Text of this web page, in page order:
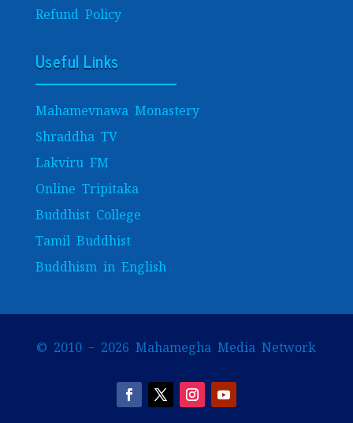
Refund Policy
Useful Links
Mahamevnawa Monastery
Shraddha TV
Lakviru FM
Online Tripitaka
Buddhist College
Tamil Buddhist
Buddhism in English
© 2010 – 2026 Mahamegha Media Network